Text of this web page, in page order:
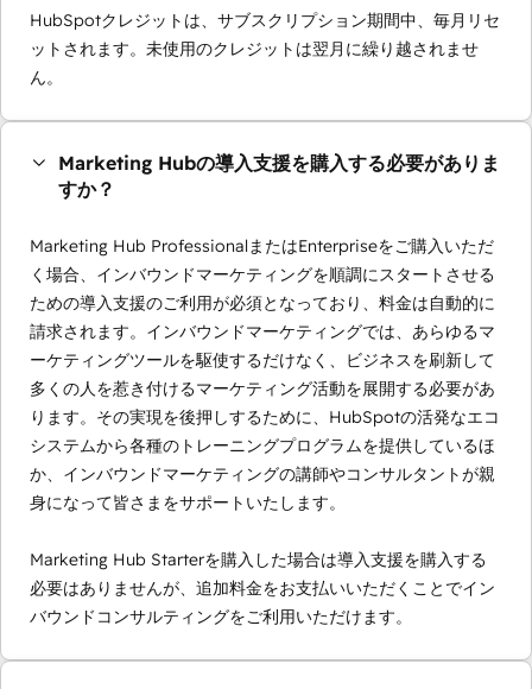
HubSpotクレジットは、サブスクリプション期間中、毎月リセ
ットされます。未使用のクレジットは翌月に繰り越されませ
ん。
Marketing Hubの導入支援を購入する必要がありま
すか？
Marketing Hub ProfessionalまたはEnterpriseをご購入いただ
く場合、インバウンドマーケティングを順調にスタートさせる
ための導入支援のご利用が必須となっており、料金は自動的に
請求されます。インバウンドマーケティングでは、あらゆるマ
ーケティングツールを駆使するだけなく、ビジネスを刷新して
多くの人を惹き付けるマーケティング活動を展開する必要があ
ります。その実現を後押しするために、HubSpotの活発なエコ
システムから各種のトレーニングプログラムを提供しているほ
か、インバウンドマーケティングの講師やコンサルタントが親
身になって皆さまをサポートいたします。
Marketing Hub Starterを購入した場合は導入支援を購入する
必要はありませんが、追加料金をお支払いいただくことでイン
バウンドコンサルティングをご利用いただけます。